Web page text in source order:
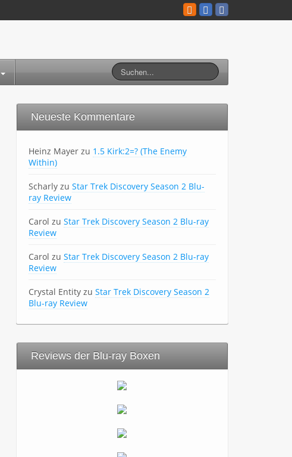
Neueste Kommentare
Heinz Mayerzu 1.5 Kirk:2=? (The Enemy
Within)
Scharlyzu Star Trek Discovery Season 2 Blu-
ray Review
Carol zu Star Trek Discovery Season 2 Blu-ray
Review
Carol zu Star Trek Discovery Season 2 Blu-ray
Review
Crystal Entityzu Star Trek Discovery Season 2
Blu-ray Review
Reviews der Blu-ray Boxen